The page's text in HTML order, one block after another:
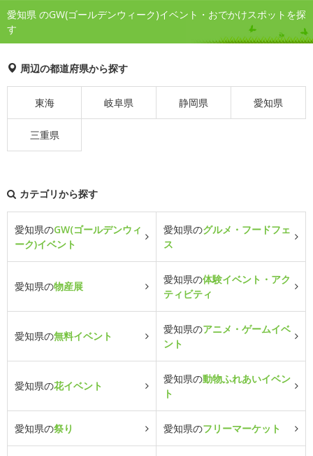
愛知県 のGW(ゴールデンウィーク)イベント・おでかけスポットを探
す
周辺の都道府県から探す
東海 岐阜県 静岡県 愛知県
三重県
カテゴリから探す
愛知県のGW(ゴールデンウィ
ーク)イベント
愛知県のグルメ・フードフェ
ス
愛知県の物産展
愛知県の体験イベント・アク
ティビティ
愛知県の無料イベント
愛知県のアニメ・ゲームイベ
ント
愛知県の花イベント
愛知県の動物ふれあいイベン
ト
愛知県の祭り 愛知県のフリーマーケット